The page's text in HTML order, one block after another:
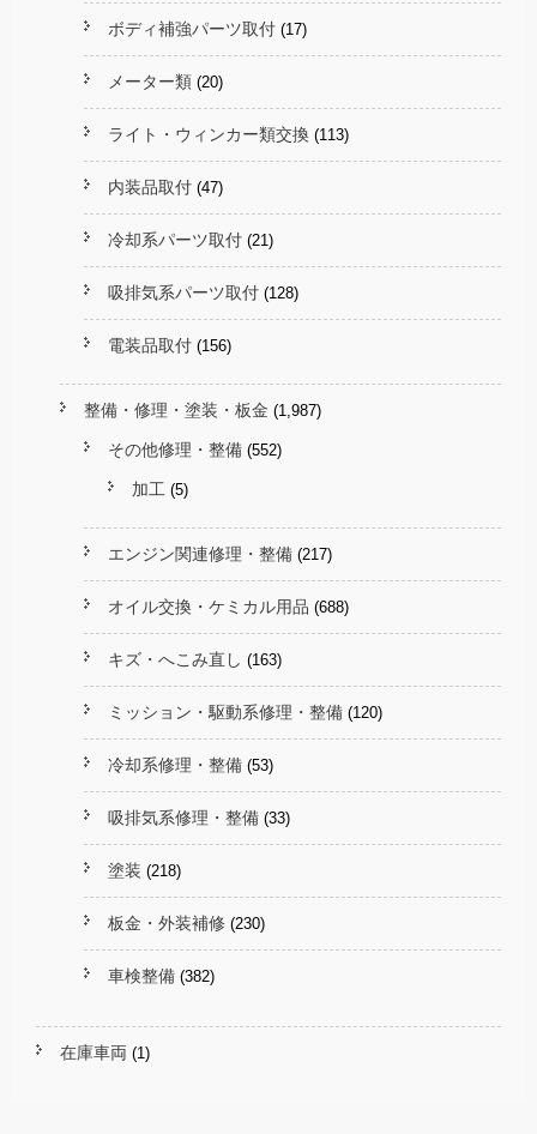
ボディ補強パーツ取付 (17)
メーター類 (20)
ライト・ウィンカー類交換 (113)
内装品取付 (47)
冷却系パーツ取付 (21)
吸排気系パーツ取付 (128)
電装品取付 (156)
整備・修理・塗装・板金 (1,987)
その他修理・整備 (552)
加工 (5)
エンジン関連修理・整備 (217)
オイル交換・ケミカル用品 (688)
キズ・へこみ直し (163)
ミッション・駆動系修理・整備 (120)
冷却系修理・整備 (53)
吸排気系修理・整備 (33)
塗装 (218)
板金・外装補修 (230)
車検整備 (382)
在庫車両 (1)